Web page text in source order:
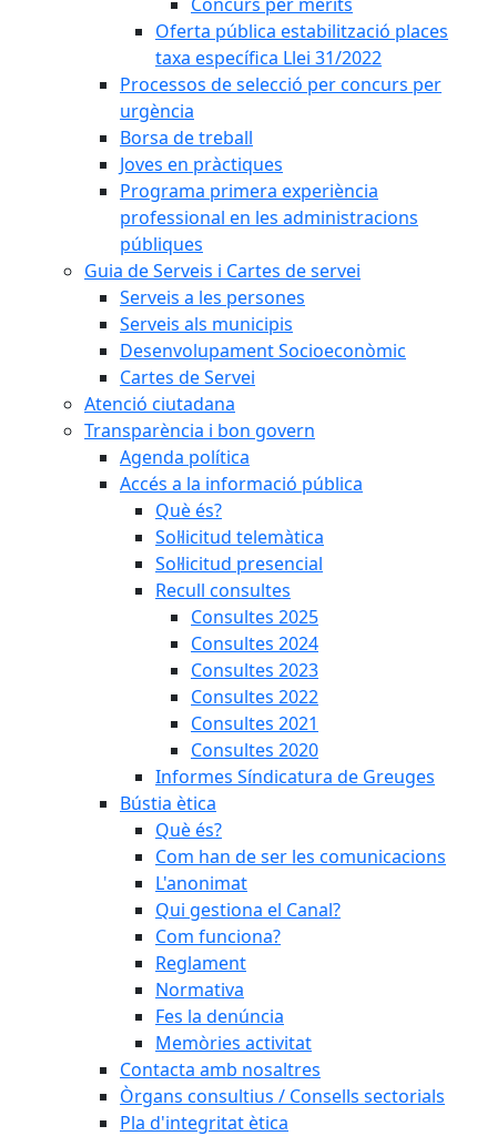
Oferta pública estabilització places
taxa específica Llei 31/2022
Processos de selecció per concurs per
urgència
Borsa de treball
Joves en pràctiques
Programa primera experiència
professional en les administracions
públiques
Guia de Serveis i Cartes de servei
Serveis a les persones
Serveis als municipis
Desenvolupament Socioeconòmic
Cartes de Servei
Atenció ciutadana
Transparència i bon govern
Agenda política
Accés a la informació pública
Què és?
Sol·licitud telemàtica
Sol·licitud presencial
Recull consultes
Consultes 2025
Consultes 2024
Consultes 2023
Consultes 2022
Consultes 2021
Consultes 2020
Informes Síndicatura de Greuges
Bústia ètica
Què és?
Com han de ser les comunicacions
L'anonimat
Qui gestiona el Canal?
Com funciona?
Reglament
Normativa
Fes la denúncia
Memòries activitat
Contacta amb nosaltres
Òrgans consultius / Consells sectorials
Pla d'integritat ètica